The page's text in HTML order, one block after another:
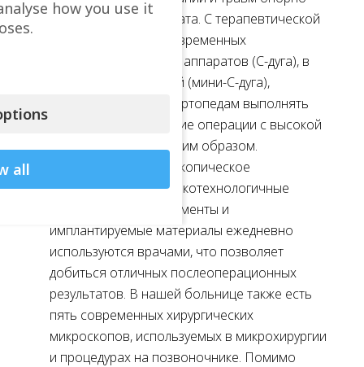
двигательного аппарата. С терапевтической
точки зрения пять современных
рентгеноскопических аппаратов (С-дуга), в
том числе небольшой (мини-С-дуга),
помогают хирургам-ортопедам выполнять
сложные хирургические операции с высокой
точностью и наилучшим образом.
Современное артроскопическое
оборудование и высокотехнологичные
хирургические инструменты и
имплантируемые материалы ежедневно
используются врачами, что позволяет
добиться отличных послеоперационных
результатов. В нашей больнице также есть
пять современных хирургических
микроскопов, используемых в микрохирургии
и процедурах на позвоночнике. Помимо
how you use it
all